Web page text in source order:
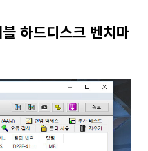
하드디스크 벤치마